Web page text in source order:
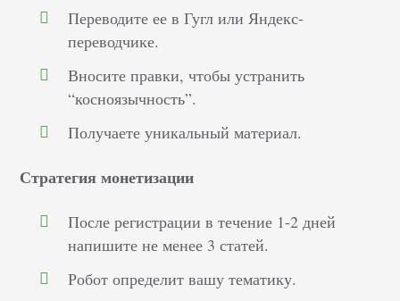
Переводите ее в Гугл или Яндекс-
переводчике.
Вносите правки, чтобы устранить
“косноязычность”.
Получаете уникальный материал.
Стратегия монетизации
После регистрации в течение 1-2 дней
напишите не менее 3 статей.
Робот определит вашу тематику.